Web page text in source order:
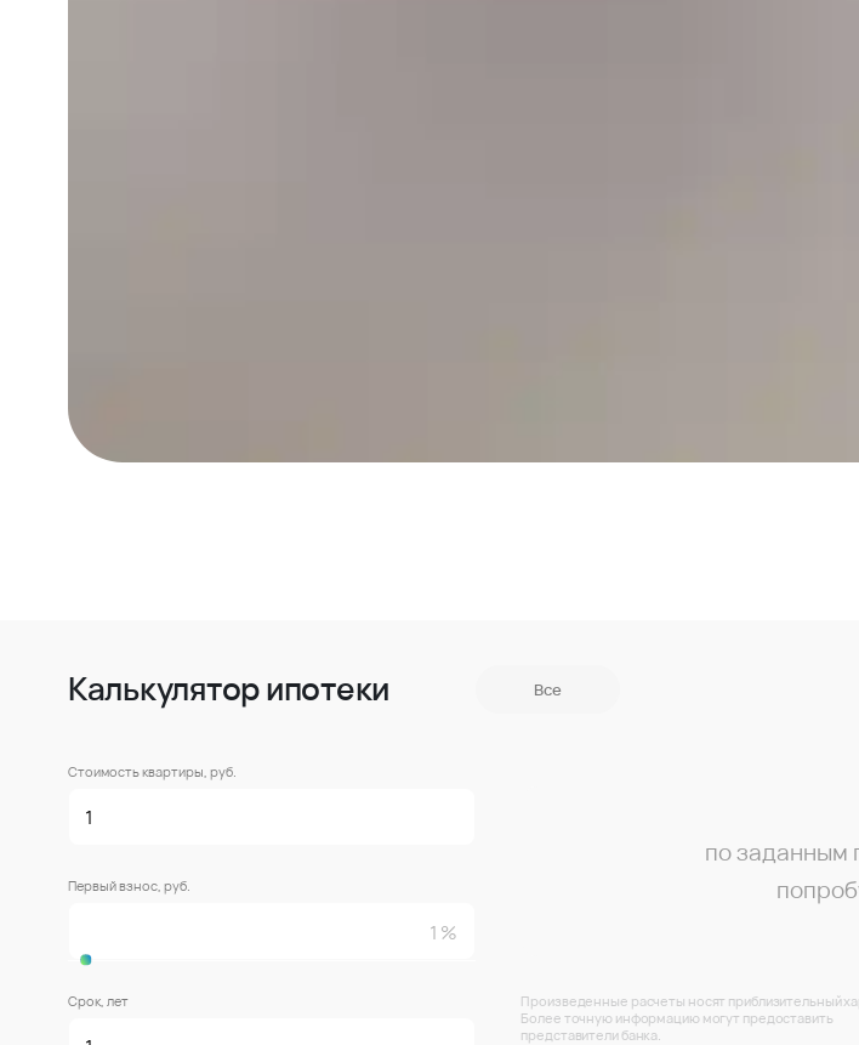
Калькулятор ипотеки Все
Стоимость квартиры, руб.
Первый взнос, руб.
Срок, лет
по заданным
Произведенные расчеты носят приблизительный
Более точную информацию могут предоставить
представители банка.